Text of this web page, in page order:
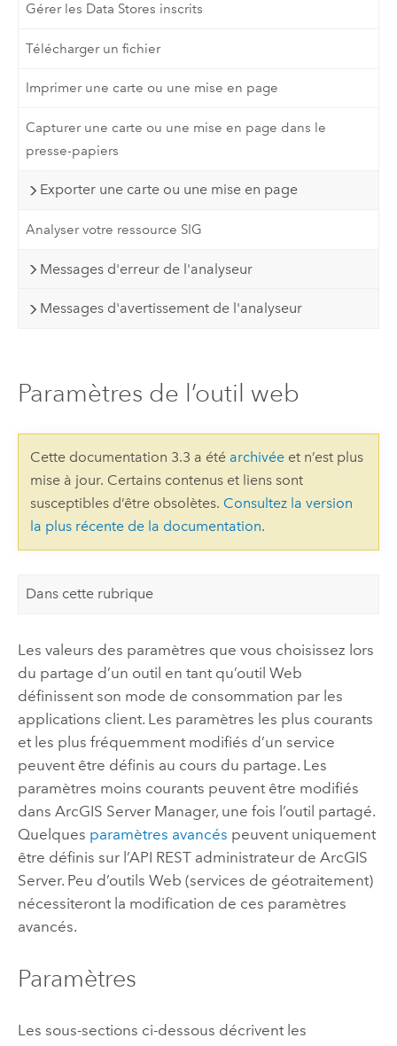
Gérer les Data Stores inscrits
Télécharger un fichier
Imprimer une carte ou une mise en page
Capturer une carte ou une mise en page dans le
presse-papiers
Exporter une carte ou une mise en page
Analyser votre ressource SIG
Messages d'erreur de l'analyseur
Messages d'avertissement de l'analyseur
Paramètres de l’outil web
Cette documentation 3.3 a été archivéeet n’est plus
mise à jour. Certains contenus et liens sont
susceptibles d’être obsolètes. Consultez la version
la plus récente de la documentation.
Dans cette rubrique
Les valeurs des paramètres que vous choisissez lors
du partage d’un outil en tant qu’outil Web
définissent son mode de consommation par les
applications client. Les paramètres les plus courants
et les plus fréquemment modifiés d’un service
peuvent être définis au cours du partage. Les
paramètres moins courants peuvent être modifiés
dans ArcGIS Server Manager, une fois l’outil partagé.
Quelques paramètres avancés peuvent uniquement
être définis sur l’API REST administrateur de ArcGIS
Server. Peu d’outils Web (services de géotraitement)
nécessiteront la modification de ces paramètres
avancés.
Paramètres
Les sous-sections ci-dessous décrivent les